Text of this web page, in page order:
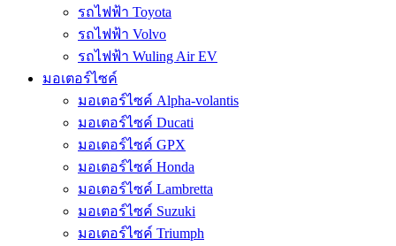
รถไฟฟ้า Toyota
รถไฟฟ้า Volvo
รถไฟฟ้า Wuling Air EV
มอเตอร์ไซค์
มอเตอร์ไซค์ Alpha-volantis
มอเตอร์ไซค์ Ducati
มอเตอร์ไซค์ GPX
มอเตอร์ไซค์ Honda
มอเตอร์ไซค์ Lambretta
มอเตอร์ไซค์ Suzuki
มอเตอร์ไซค์ Triumph